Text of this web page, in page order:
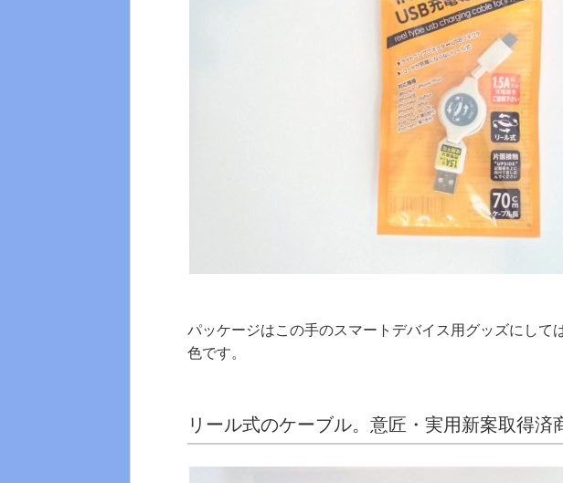
パッケージはこの手のスマートデバイス用グッズにして
色です。
リール式のケーブル。意匠・実用新案取得済